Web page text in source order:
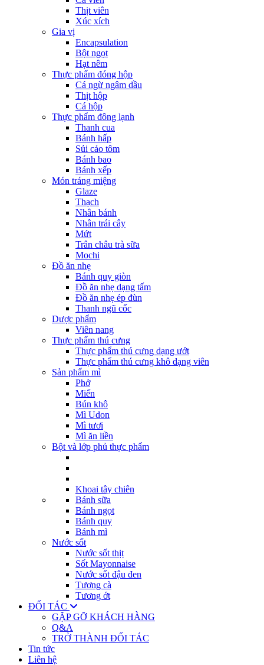
Thịt viên
Xúc xích
Gia vị
Encapsulation
Bột ngọt
Hạt nêm
Thực phẩm đóng hộp
Cá ngừ ngâm dầu
Thịt hộp
Cá hộp
Thực phẩm đông lạnh
Thanh cua
Bánh hấp
Sủi cảo tôm
Bánh bao
Bánh xếp
Món tráng miệng
Glaze
Thạch
Nhân bánh
Nhân trái cây
Mứt
Trân châu trà sữa
Mochi
Đồ ăn nhẹ
Bánh quy giòn
Đồ ăn nhẹ dạng tấm
Đồ ăn nhẹ ép đùn
Thanh ngũ cốc
Dược phẩm
Viên nang
Thực phẩm thú cưng
Thực phẩm thú cưng dạng ướt
Thực phẩm thú cưng khô dạng viên
Sản phẩm mì
Phở
Miến
Bún khô
Mì Udon
Mì tươi
Mì ăn liền
Bột và lớp phủ thực phẩm
Khoai tây chiên
Bánh sữa
Bánh ngọt
Bánh quy
Bánh mì
Nước sốt
Nước sốt thịt
Sốt Mayonnaise
Nước sốt đậu đen
Tương cà
Tương ớt
ĐỐI TÁC
GẶP GỠ KHÁCH HÀNG
Q&A
TRỞ THÀNH ĐỐI TÁC
Tin tức
Liên hệ